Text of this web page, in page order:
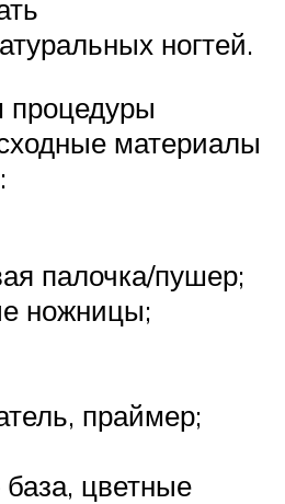
ногтей.
процедуры
материалы
палочка/пушер;
ножницы;
праймер;
цветные